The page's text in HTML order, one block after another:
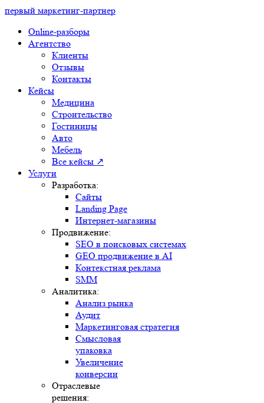
первый маркетинг-партнер
Online-разборы
Агентство
Клиенты
Отзывы
Контакты
Кейсы
Медицина
Строительство
Гостиницы
Авто
Мебель
Все кейсы ↗
Услуги
Разработка:
Сайты
Landing Page
Интернет-магазины
Продвижение:
SEO в поисковых системах
GEO продвижение в AI
Контекстная реклама
SMM
Аналитика:
Анализ рынка
Аудит
Маркетинговая стратегия
Смысловая
упаковка
Увеличение
конверсии
Отраслевые
решения: